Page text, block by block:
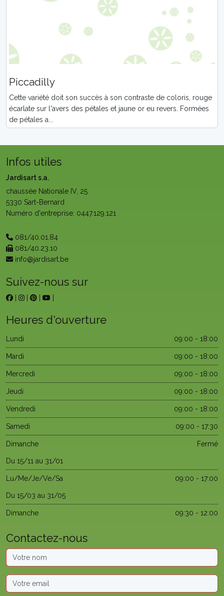
Piccadilly
Cette variété doit son succès à son contraste de coloris, rouge
écarlate sur l'avers des pétales et jaune or eu revers. Formées
de pétales a...
Infos utiles
Jardisart s.a.
chaussée Nationale IV, 25
5330 Sart-Bernard
Numéro d'entreprise: 0447.129.121
081/40.01.84
081/40.23.10
info@jardisart.be
Suivez-nous sur
Heures d'ouverture
Lundi 09:00 - 18:00
Mardi 09:00 - 18:00
Mercredi 09:00 - 18:00
Jeudi 09:00 - 18:00
Vendredi 09:00 - 18:00
Samedi 09:00 - 17:30
Dimanche Fermé
Du 15/11 au 31/01
Lu/Me/Je/Ve/Sa 09:00 - 17:00
Du 15/03 au 31/05
Dimanche 09:30 - 12:00
Contactez-nous